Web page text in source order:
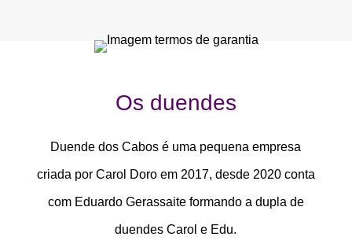
Os duendes
Duende dos Cabos é uma pequena empresa
criada por Carol Doro em 2017, desde 2020 conta
com Eduardo Gerassaite formando a dupla de
duendes Carol e Edu.